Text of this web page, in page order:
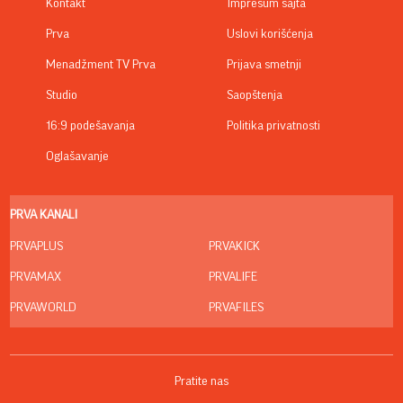
Kontakt
Prva
Menadžment TV Prva
Studio
16:9 podešavanja
Oglašavanje
Impresum sajta
Uslovi korišćenja
Prijava smetnji
Saopštenja
Politika privatnosti
PRVA KANALI
PRVAPLUS
PRVAMAX
PRVAWORLD
PRVAKICK
PRVALIFE
PRVAFILES
Pratite nas